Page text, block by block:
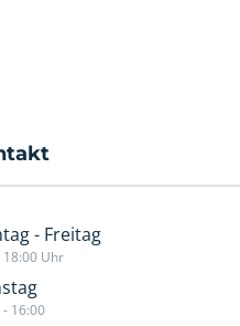
- Freitag
18:00 Uhr
- 16:00